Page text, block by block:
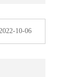
10-06